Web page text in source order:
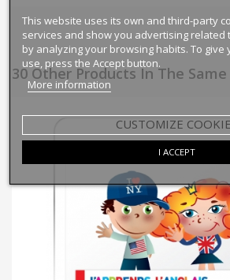
30 Other Products In The
This website uses its own and third-party
services and show you advertising
by analyzing your browsing habits. To give
use, press the Accept button.
More information
CUSTOMIZE
I ACCEPT